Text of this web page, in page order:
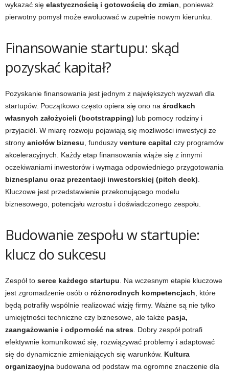
wykazać się elastycznością i gotowością do zmian , ponieważ
pierwotny pomysł może ewoluować w zupełnie nowym kierunku.
Finansowanie startupu: skąd
pozyskać kapitał?
Pozyskanie finansowania jest jednym z największych wyzwań dla
startupów. Początkowo często opiera się ono na środkach
własnych założycieli (bootstrapping) lub pomocy rodziny i
przyjaciół. W miarę rozwoju pojawiają się możliwości inwestycji ze
strony aniołów biznesu , funduszy venture capital czy programów
akceleracyjnych. Każdy etap finansowania wiąże się z innymi
oczekiwaniami inwestorów i wymaga odpowiedniego przygotowania
biznesplanu oraz prezentacji inwestorskiej (pitch deck)
Kluczowe jest przedstawienie przekonującego modelu
biznesowego, potencjału wzrostu i doświadczonego zespołu.
Budowanie zespołu w startupie:
klucz do sukcesu
Zespół to serce każdego startupu . Na wczesnym etapie kluczowe
jest zgromadzenie osób o różnorodnych kompetencjach , które
będą potrafiły wspólnie realizować wizję firmy. Ważne są nie tylko
umiejętności techniczne czy biznesowe, ale także pasja,
zaangażowanie i odporność na stres . Dobry zespół potrafi
efektywnie komunikować się, rozwiązywać problemy i adaptować
się do dynamicznie zmieniających się warunków. Kultura
organizacyjna budowana od podstaw ma ogromne znaczenie dla